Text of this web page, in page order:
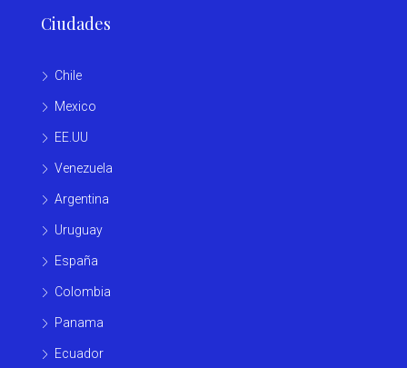
Ciudades
Chile
Mexico
EE.UU
Venezuela
Argentina
Uruguay
España
Colombia
Panama
Ecuador